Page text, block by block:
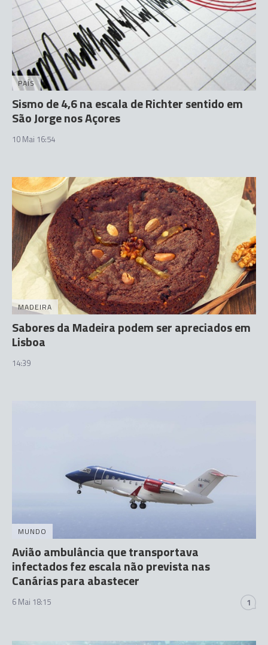
PAÍS
Sismo de 4,6 na escala de Richter sentido em
São Jorge nos Açores
10 Mai 16:54
MADEIRA
Sabores da Madeira podem ser apreciados em
Lisboa
14:39
MUNDO
Avião ambulância que transportava
infectados fez escala não prevista nas
Canárias para abastecer
6 Mai 18:15 1